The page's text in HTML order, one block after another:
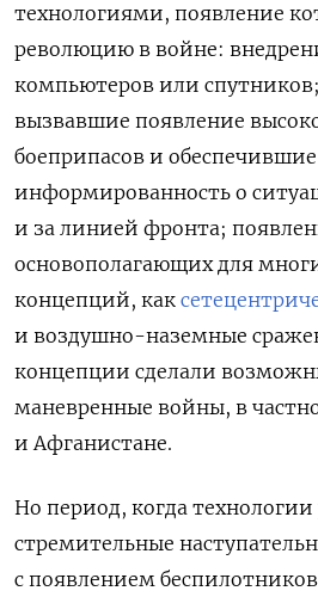
технологиями, появление
революцию в войне:
компьютеров или
вызвавшие появление
боеприпасов и
информированность о
и за линией фронта;
основополагающих для
концепций, как
и воздушно-наземные
концепции сделали
маневренные войны, в
и Афганистане.
Но период, когда
стремительные
с появлением